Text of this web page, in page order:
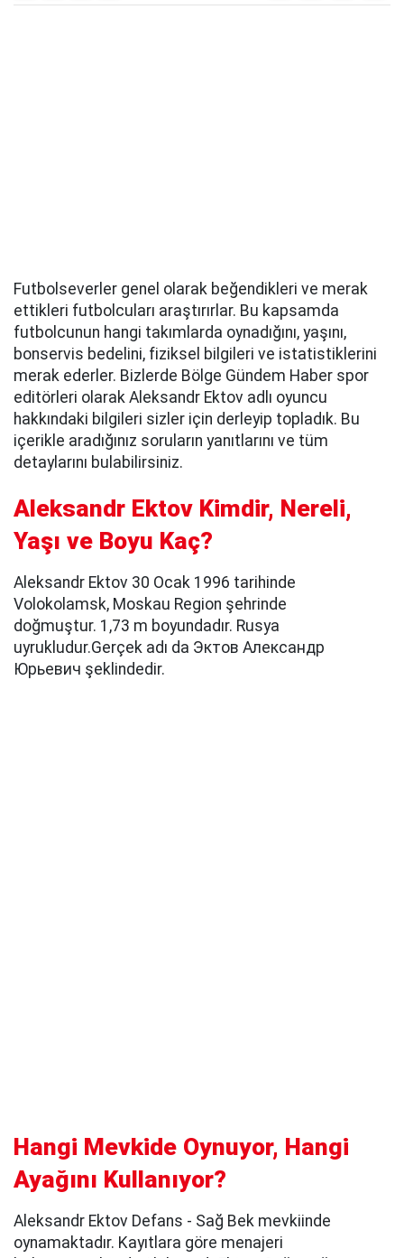
Futbolseverler genel olarak beğendikleri ve merak
ettikleri futbolcuları araştırırlar. Bu kapsamda
futbolcunun hangi takımlarda oynadığını, yaşını,
bonservis bedelini, fiziksel bilgileri ve istatistiklerini
merak ederler. Bizlerde Bölge Gündem Haber spor
editörleri olarak Aleksandr Ektov adlı oyuncu
hakkındaki bilgileri sizler için derleyip topladık. Bu
içerikle aradığınız soruların yanıtlarını ve tüm
detaylarını bulabilirsiniz.
Aleksandr Ektov Kimdir, Nereli,
Yaşı ve Boyu Kaç?
Aleksandr Ektov 30 Ocak 1996 tarihinde
Volokolamsk, Moskau Region şehrinde
doğmuştur. 1,73 m boyundadır. Rusya
uyrukludur.Gerçek adı da Эктов Александр
Юрьевич şeklindedir.
Hangi Mevkide Oynuyor, Hangi
Ayağını Kullanıyor?
Aleksandr Ektov Defans - Sağ Bek mevkiinde
oynamaktadır. Kayıtlara göre menajeri